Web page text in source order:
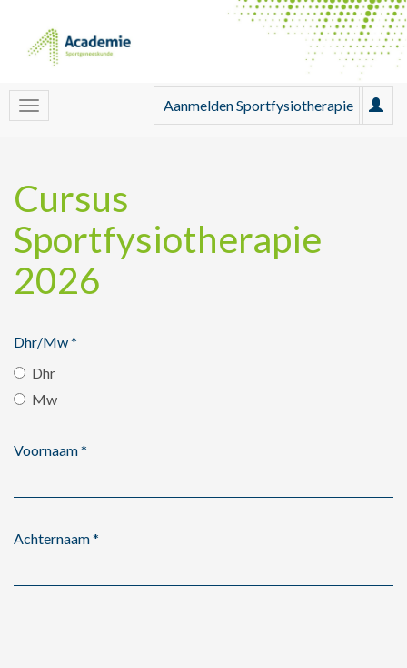
Aanmelden Sportfysiotherapie
Cursus
Sportfysiotherapie
2026
Dhr/Mw*
Dhr
Mw
Voornaam*
Achternaam*